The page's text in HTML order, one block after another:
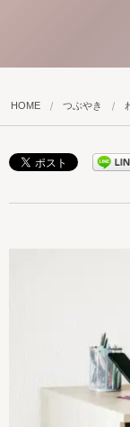
HOME つぶやき